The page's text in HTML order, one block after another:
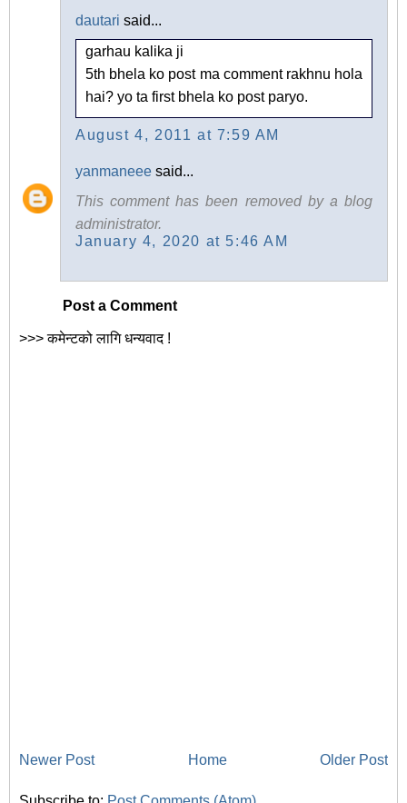
dautari said...
garhau kalika ji
5th bhela ko post ma comment rakhnu hola
hai? yo ta first bhela ko post paryo.
August 4, 2011 at 7:59 AM
yanmaneee said...
This comment has been removed by a blog
administrator.
January 4, 2020 at 5:46 AM
Post a Comment
>>> कमेन्टको लागि धन्यवाद !
Newer Post Older Post
Home